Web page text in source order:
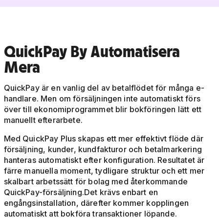
QuickPay By Automatisera
Mera
QuickPay är en vanlig del av betalflödet för många e-
handlare. Men om försäljningen inte automatiskt förs
över till ekonomiprogrammet blir bokföringen lätt ett
manuellt efterarbete.
Med QuickPay Plus skapas ett mer effektivt flöde där
försäljning, kunder, kundfakturor och betalmarkering
hanteras automatiskt efter konfiguration. Resultatet är
färre manuella moment, tydligare struktur och ett mer
skalbart arbetssätt för bolag med återkommande
QuickPay-försäljning.Det krävs enbart en
engångsinstallation, därefter kommer kopplingen
automatiskt att bokföra transaktioner löpande.